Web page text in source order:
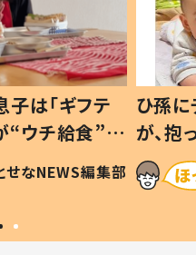
は「ギフテ
“ウチ給食”を
は #令和の親
せなNEWS編集部
ひ孫
が、
「涙が
い」